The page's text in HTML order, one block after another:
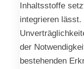
Inhaltsstoffe
integrieren
der
bestehenden